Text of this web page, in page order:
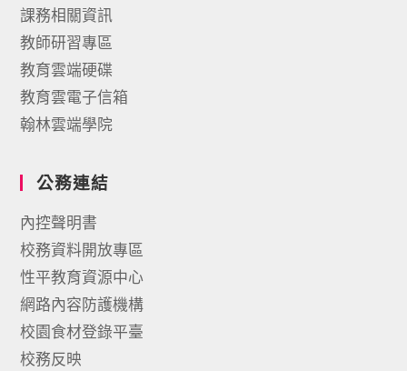
課務相關資訊
教師研習專區
教育雲端硬碟
教育雲電子信箱
翰林雲端學院
公務連結
內控聲明書
校務資料開放專區
性平教育資源中心
網路內容防護機構
校園食材登錄平臺
校務反映